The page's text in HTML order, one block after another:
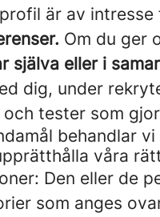
är av
Om du ger
själva eller i
dig, under
och tester som
behandlar
våra
Den eller de
som anges